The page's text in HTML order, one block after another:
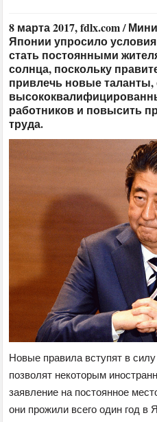
8 марта 2017, fdlx.com /
Японии упросило
стать постоянными
солнца, поскольку
привлечь новые таланты,
работников и повысить
труда.
Новые правила вступят в
позволят некоторым
заявление на постоянное
они прожили всего один год в